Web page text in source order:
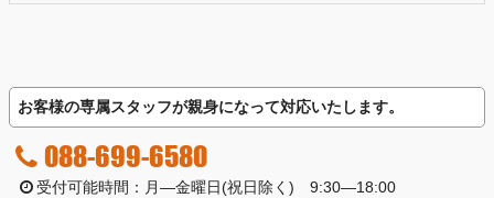
お客様の専属スタッフが親身になって対応いたします。
088-699-6580
受付可能時間：月―金曜日(祝日除く) 9:30―18:00